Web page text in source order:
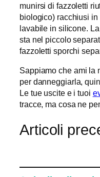
munirsi di fazzoletti
biologico) racchiusi
lavabile in silicone.
sta nel piccolo
fazzoletti sporchi
Sappiamo che ami la
per danneggiarla,
Le tue uscite e i tuoi
tracce, ma cosa ne
Articoli